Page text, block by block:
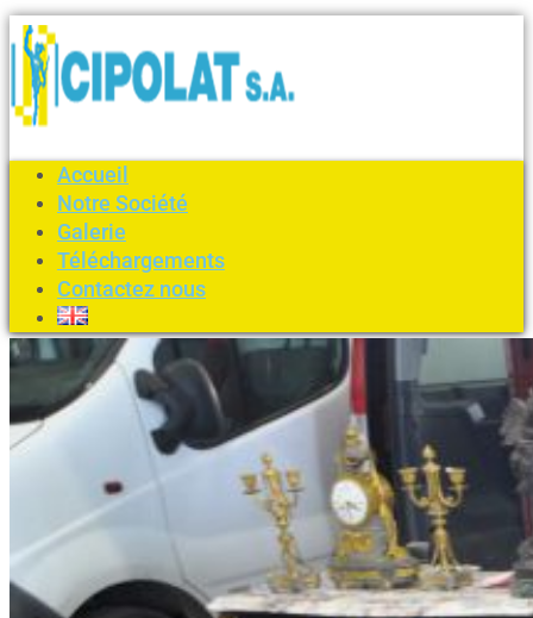
Accueil
Notre Société
Galerie
Téléchargements
Contactez nous